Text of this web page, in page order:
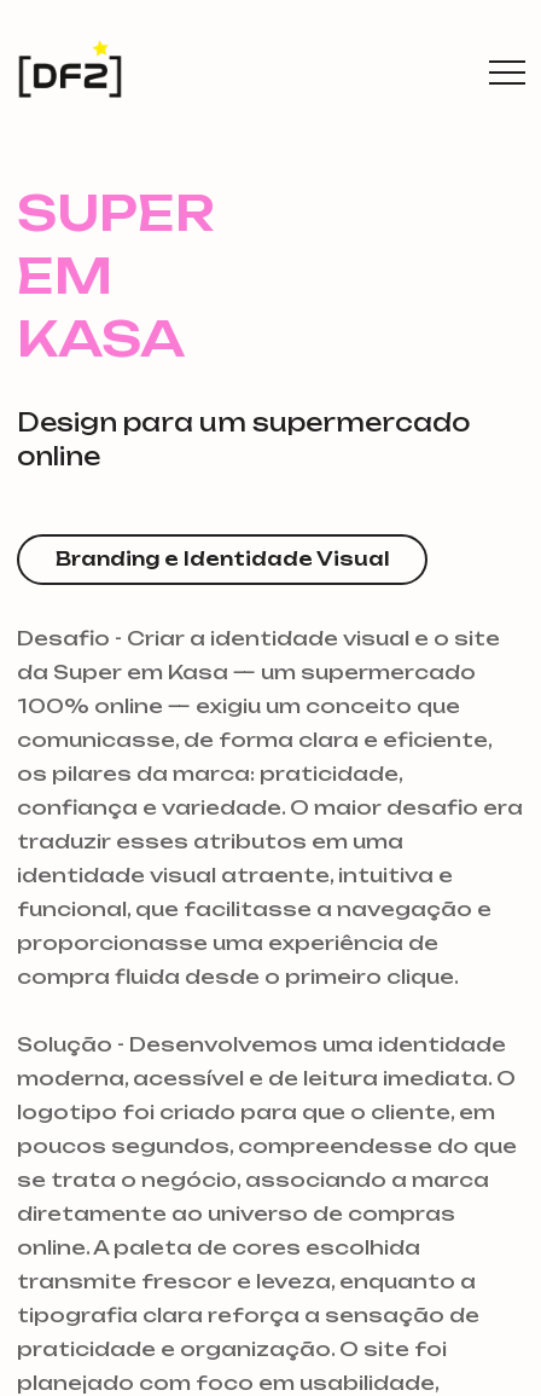
SUPER
EM
KASA
Design para um supermercado
online
Branding e Identidade Visual
Desafio - Criar a identidade visual e o site
da Super em Kasa — um supermercado
100% online — exigiu um conceito que
comunicasse, de forma clara e eficiente,
os pilares da marca: praticidade,
confiança e variedade. O maior desafio era
traduzir esses atributos em uma
identidade visual atraente, intuitiva e
funcional, que facilitasse a navegação e
proporcionasse uma experiência de
compra fluida desde o primeiro clique.
Solução - Desenvolvemos uma identidade
moderna, acessível e de leitura imediata. O
logotipo foi criado para que o cliente, em
poucos segundos, compreendesse do que
se trata o negócio, associando a marca
diretamente ao universo de compras
online. A paleta de cores escolhida
transmite frescor e leveza, enquanto a
tipografia clara reforça a sensação de
praticidade e organização. O site foi
planejado com foco em usabilidade,